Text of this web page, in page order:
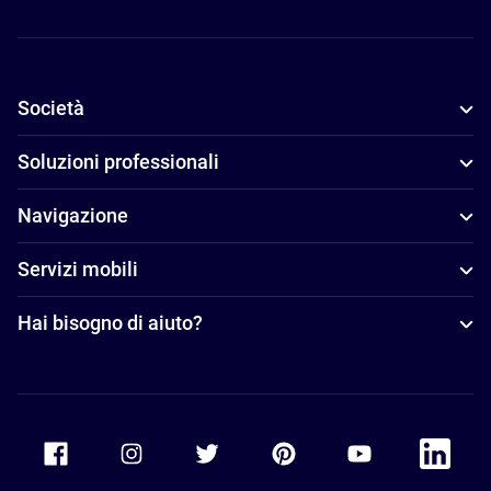
Società
Soluzioni professionali
Navigazione
Servizi mobili
Hai bisogno di aiuto?
Accor Youtube
Accor